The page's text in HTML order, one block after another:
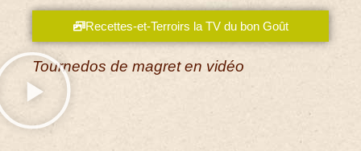
Recettes-et-Terroirs la TV du bon Goût
Tournedos de magret en vidéo